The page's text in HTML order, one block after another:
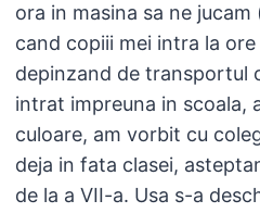
ora in masina sa ne
cand copiii mei intra la
depinzand de transportul
intrat impreuna in scoala,
culoare, am vorbit cu
deja in fata clasei,
de la a VII-a. Usa s-a